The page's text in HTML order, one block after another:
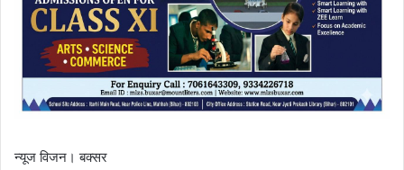
न्यूज विजन। बक्सर